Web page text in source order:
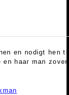
en nodigt hen
haar man